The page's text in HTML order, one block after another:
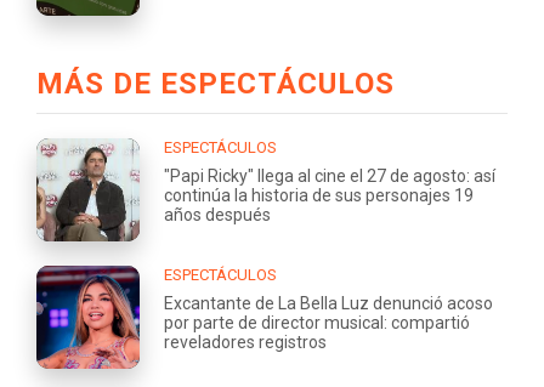
MÁS DE ESPECTÁCULOS
ESPECTÁCULOS
"Papi Ricky" llega al cine el 27 de agosto: así
continúa la historia de sus personajes 19
años después
ESPECTÁCULOS
Excantante de La Bella Luz denunció acoso
por parte de director musical: compartió
reveladores registros